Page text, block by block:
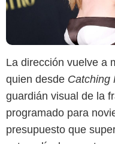
La dirección vuelve a
quien desde Catching
guardián visual de la
programado para
presupuesto que